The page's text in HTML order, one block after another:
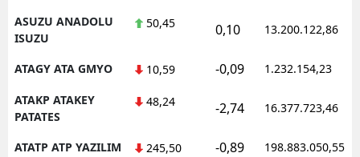
ASUZU ANADOLU
ISUZU
50,45 0,10 13.200.122,86
ATAGY ATA GMYO 10,59 -0,09 1.232.154,23
ATAKP ATAKEY
PATATES
48,24 -2,74 16.377.723,46
ATATP ATP YAZILIM 245,50 -0,89 198.883.050,55